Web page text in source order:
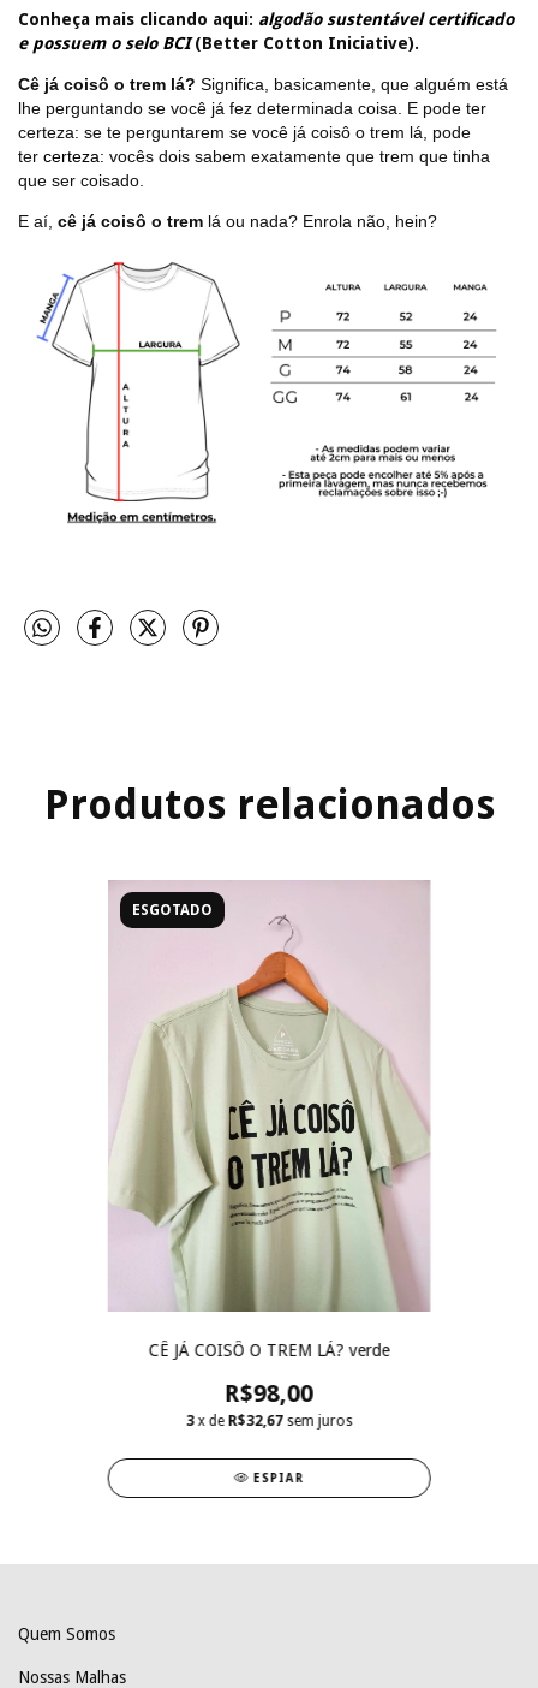
Conheça mais clicando aqui: algodão sustentável certificado
e possuem o selo BCI(Better Cotton Iniciative).
Cê já coisô o trem lá? Significa, basicamente, que alguém está
lhe perguntando se você já fez determinada coisa. E pode ter
certeza: se te perguntarem se você já coisô o trem lá, pode
ter certeza: vocês dois sabem exatamente que trem que tinha
que ser coisado.
E aí, cê já coisô o trem lá ou nada? Enrola não, hein?
Produtos relacionados
ESGOTADO
CÊ JÁ COISÔ O TREM LÁ? verde
R$98,00
3 x de R$32,67 sem juros
ESPIAR
Quem Somos
Nossas Malhas